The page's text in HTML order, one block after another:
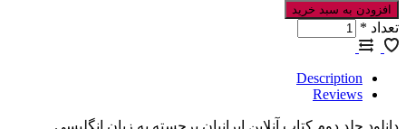
تعداد *
Description
Reviews
دانلود جلد دوم کتاب آنلاین ایرانیان برجسته به زبان انگلیسی